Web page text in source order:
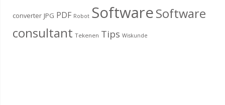
converter JPG PDF Robot SoftwareSoftware
consultant Tekenen Tips Wiskunde